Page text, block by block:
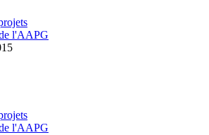
l'AAPG
l'AAPG